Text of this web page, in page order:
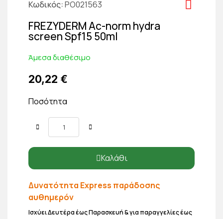
Κωδικός PO021563
FREZYDERM Ac-norm hydra
screen Spf15 50ml
Άμεσα διαθέσιμο
20,22 €
Ποσότητα
Καλάθι
Δυνατότητα Express παράδοσης
αυθημερόν
Ισχύει Δευτέρα έως Παρασκευή & για παραγγελίες έως